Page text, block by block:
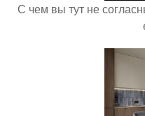
С чем вы тут не